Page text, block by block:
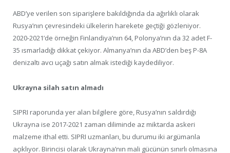
ABD’ye verilen son siparişlere bakıldığında da ağırlıklı olarak
Rusya’nın çevresindeki ülkelerin harekete geçtiği gözleniyor.
2020-2021’de örneğin Finlandiya’nın 64, Polonya’nın da 32 adet F-
35 ısmarladığı dikkat çekiyor. Almanya’nın da ABD’den beş P-8A
denizaltı avcı uçağı satın almak istediği kaydediliyor.
Ukrayna silah satın almadı
SIPRI raporunda yer alan bilgilere göre, Rusya’nın saldırdığı
Ukrayna ise 2017-2021 zaman diliminde az miktarda askeri
malzeme ithal etti. SIPRI uzmanları, bu durumu iki argümanla
açıklıyor. Birincisi olarak Ukrayna’nın mali gücünün sınırlı olmasına